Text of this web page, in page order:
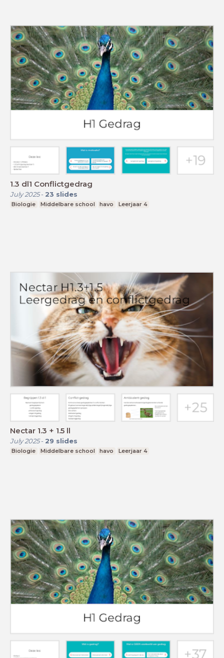
1.3 dl1 Conflictgedrag
July 2025- 23 slides
Biologie Middelbare school havo Leerjaar 4
Nectar 1.3 + 1.5 ll
July 2025- 29 slides
Biologie Middelbare school havo Leerjaar 4